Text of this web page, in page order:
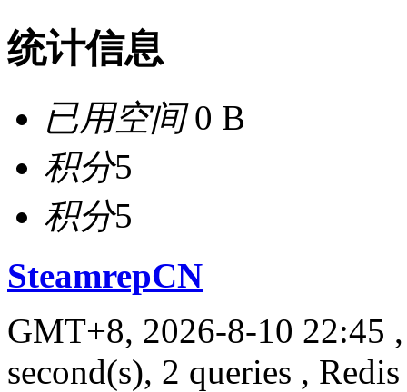
统计信息
已用空间0 B
积分5
积分5
SteamrepCN
GMT+8, 2026-8-10 22:45
second(s), 2 queries ,